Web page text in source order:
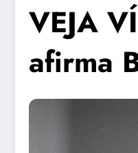
VEJA
afirma